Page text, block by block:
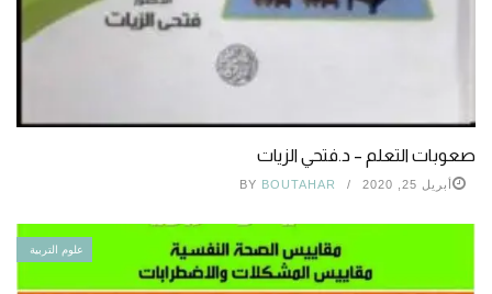
صعوبات التعلم – د.فتحي الزيات
أبريل 25, 2020 BY BOUTAHAR
علوم التربية